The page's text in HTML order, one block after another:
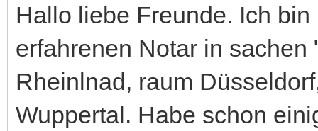
Hallo liebe Freunde. Ich
erfahrenen Notar in
Rheinlnad, raum
Wuppertal. Habe schon